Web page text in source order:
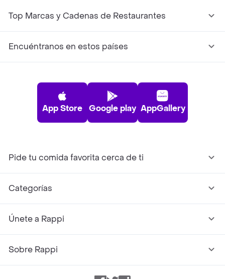
Top Marcas y Cadenas de Restaurantes
Encuéntranos en estos países
App Store Google play AppGallery
Pide tu comida favorita cerca de ti
Categorías
Únete a Rappi
Sobre Rappi